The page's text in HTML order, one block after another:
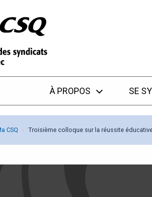
À PROPOS SE
CSQ Troisième colloque sur la réussite